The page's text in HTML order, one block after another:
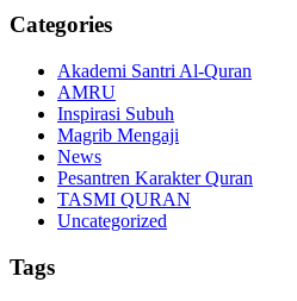
Categories
Akademi Santri Al-Quran
AMRU
Inspirasi Subuh
Magrib Mengaji
News
Pesantren Karakter Quran
TASMI QURAN
Uncategorized
Tags